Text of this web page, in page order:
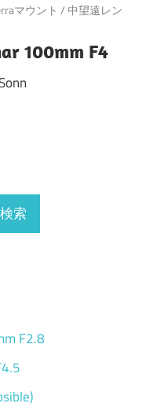
マウント /中望遠レン
100mm F4
検索
F2.8